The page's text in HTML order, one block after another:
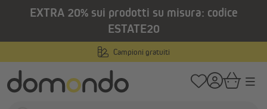
principale
EXTRA 20% sui prodotti su misura: codice
ESTATE20
Campioni gratuiti
Domotica e motorizzazione / Motori per tapparelle
Motori tubolari con
finecorsa elettronico